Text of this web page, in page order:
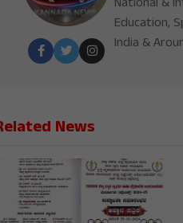
Education,
India &
News